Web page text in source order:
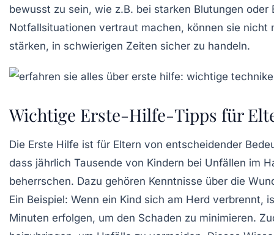
bewusst zu sein, wie z.B. bei starken Blutungen
Notfallsituationen vertraut machen, können sie nicht
stärken, in schwierigen Zeiten sicher zu handeln.
Wichtige Erste-Hilfe-Tipps für
Die Erste Hilfe ist für Eltern von entscheidender
dass jährlich Tausende von Kindern bei Unfällen im
beherrschen. Dazu gehören Kenntnisse über die
Ein Beispiel: Wenn ein Kind sich am Herd
Minuten erfolgen, um den Schaden zu minimieren.